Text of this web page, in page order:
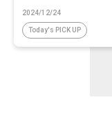
2024/12/24
Today's PICK UP